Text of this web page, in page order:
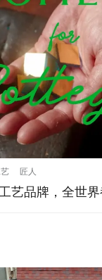
匠人
艺品牌，全世